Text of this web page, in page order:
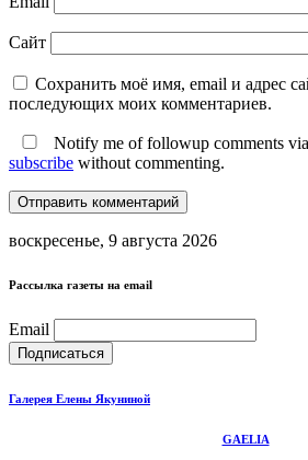
Сайт
Сохранить моё имя, email и адрес
последующих моих комментариев.
Notify me of followup comments
subscribe without commenting.
воскресенье, 9 августа 2026
Рассылка газеты на email
Email
Галерея Елены Якуниной
GAELIA